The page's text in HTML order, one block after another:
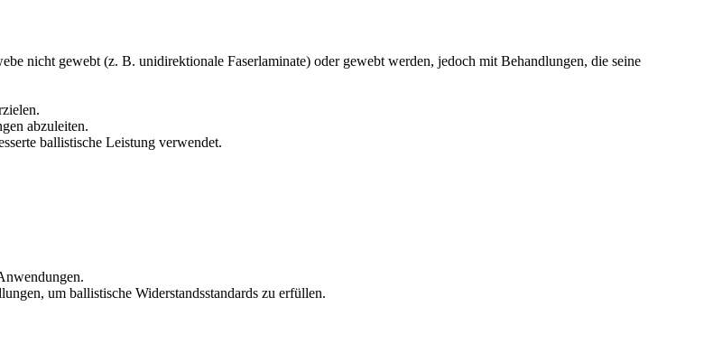
nicht gewebt (z. B. unidirektionale Faserlaminate) oder gewebt werden, jedoch mit Behandlungen, die seine
abzuleiten.
ballistische Leistung verwendet.
um ballistische Widerstandsstandards zu erfüllen.